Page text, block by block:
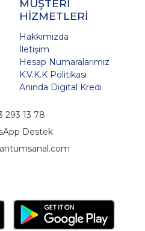
MÜŞTERİ
HİZMETLERİ
Hakkımızda
İletişim
Hesap Numaralarımız
K.V.K.K Politikası
Anında Digital Kredi
293 13 78
Destek